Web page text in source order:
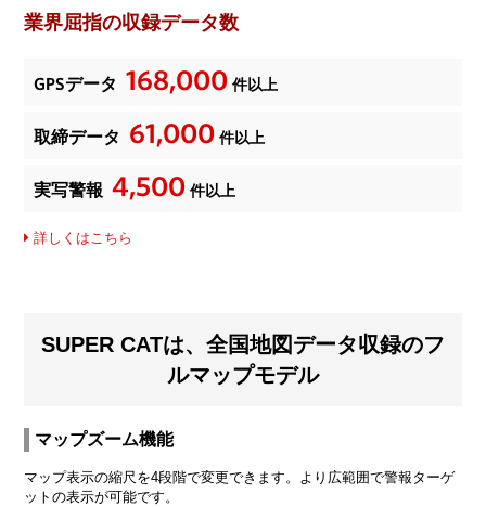
業界屈指の収録データ数
GPSデータ 168,000 件以上
取締データ 61,000 件以上
実写警報 4,500 件以上
詳しくはこちら
SUPER CATは、全国地図データ収録のフ
ルマップモデル
マップズーム機能
マップ表示の縮尺を4段階で変更できます。より広範囲で警報ターゲ
ットの表示が可能です。